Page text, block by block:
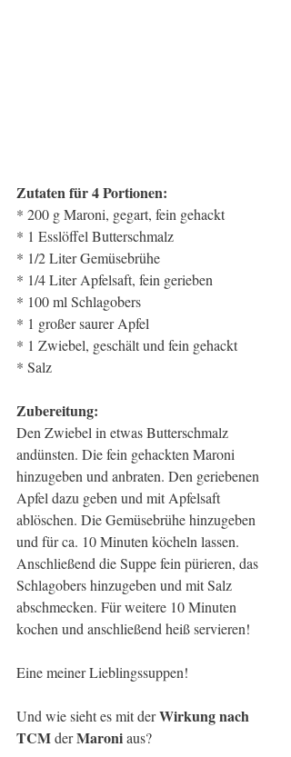
Zutaten für 4 Portionen:
* 200 g Maroni, gegart, fein gehackt
* 1 Esslöffel Butterschmalz
* 1/2 Liter Gemüsebrühe
* 1/4 Liter Apfelsaft, fein gerieben
* 100 ml Schlagobers
* 1 großer saurer Apfel
* 1 Zwiebel, geschält und fein gehackt
* Salz
Zubereitung:
Den Zwiebel in etwas Butterschmalz
andünsten. Die fein gehackten Maroni
hinzugeben und anbraten. Den geriebenen
Apfel dazu geben und mit Apfelsaft
ablöschen. Die Gemüsebrühe hinzugeben
und für ca. 10 Minuten köcheln lassen.
Anschließend die Suppe fein pürieren, das
Schlagobers hinzugeben und mit Salz
abschmecken. Für weitere 10 Minuten
kochen und anschließend heiß servieren!
Eine meiner Lieblingssuppen!
Und wie sieht es mit der Wirkung nach
TCM der Maroni aus?